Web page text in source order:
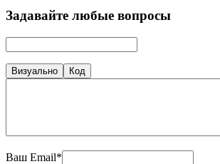
Задавайте любые вопросы
Визуально Код
Ваш Email*